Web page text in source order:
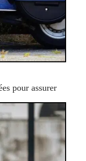
pour assurer